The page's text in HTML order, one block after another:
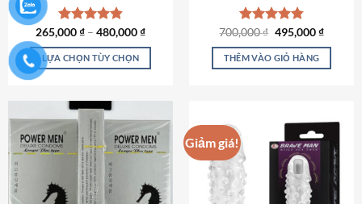
Được xếp
hạng4.87
5 sao
265,000₫ – 480,000₫
LỰA CHỌN TÙY CHỌN
này
có
nhiều
biến
thể.
Các
Được xếp
hạng4.83
5 sao
700,000₫ Giá
là:
700,000 ₫.
495,000₫Giá
tại
THÊM VÀO GIỎ HÀNG
Giảm giá!